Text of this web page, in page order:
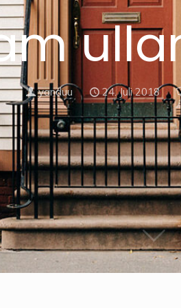
yanduu 24. Juli 2018